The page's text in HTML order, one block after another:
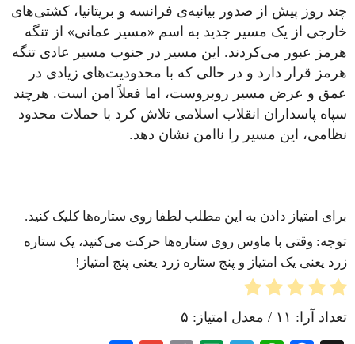
چند روز پیش از صدور بیانیه‌ی فرانسه و بریتانیا، کشتی‌های
خارجی از یک مسیر جدید به اسم «مسیر عمانی» از تنگه
هرمز عبور می‌کردند. این مسیر در جنوب مسیر عادی تنگه
هرمز قرار دارد و در حالی که با محدودیت‌های زیادی در
عمق و عرض مسیر روبروست، اما فعلاً امن است. هرچند
سپاه پاسداران انقلاب اسلامی تلاش کرد با حملات محدود
نظامی، این مسیر را ناامن نشان دهد.
برای امتیاز دادن به این مطلب لطفا روی ستاره‌ها کلیک کنید.
توجه: وقتی با ماوس روی ستاره‌ها حرکت می‌کنید، یک ستاره
زرد یعنی یک امتیاز و پنج ستاره زرد یعنی پنج امتیاز!
تعداد آرا: ۱۱ / معدل امتیاز: ۵